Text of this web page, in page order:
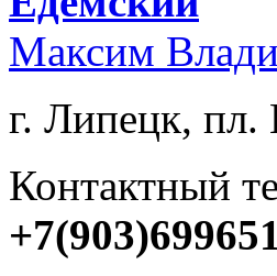
Максим
г. Липецк, пл.
Контактный